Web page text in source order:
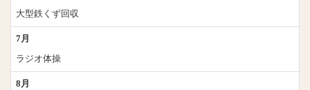
大型鉄くず回収
7月
ラジオ体操
8月